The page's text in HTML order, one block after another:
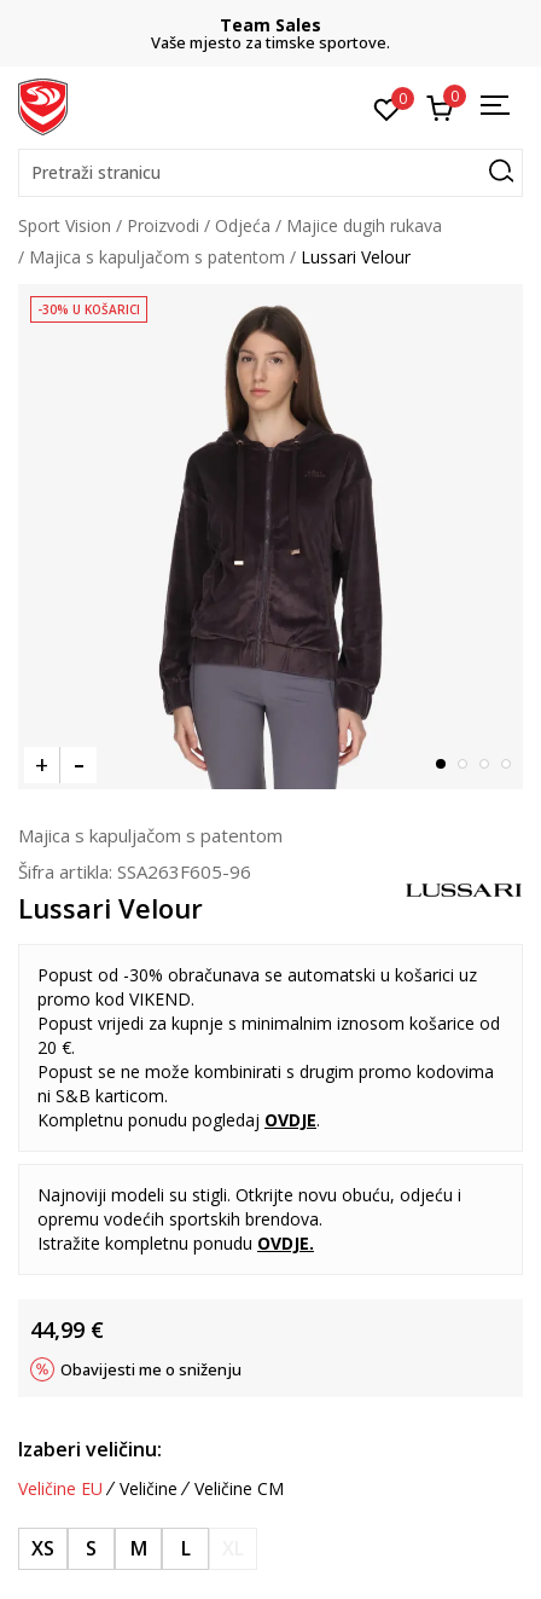
Team Sales
Vaše mjesto za timske sportove.
0 0
Pretraži stranicu
Sport Vision Proizvodi Odjeća
Majice dugih rukava
Majica s kapuljačom s patentom
Lussari Velour
-30% U KOŠARICI
Majica s kapuljačom s patentom
Šifra artikla: SSA263F605-96
Lussari Velour
Popust od -30% obračunava se automatski u košarici uz
promo kod VIKEND.
Popust vrijedi za kupnje s minimalnim iznosom košarice od
20 €.
Popust se ne može kombinirati s drugim promo kodovima
ni S&B karticom.
Kompletnu ponudu pogledaj OVDJE.
Najnoviji modeli su stigli. Otkrijte novu obuću, odjeću i
opremu vodećih sportskih brendova.
Istražite kompletnu ponudu OVDJE.
44,99 €
Obavijesti me o sniženju
Izaberi veličinu:
Veličine EU Veličine Veličine CM
XS S M L